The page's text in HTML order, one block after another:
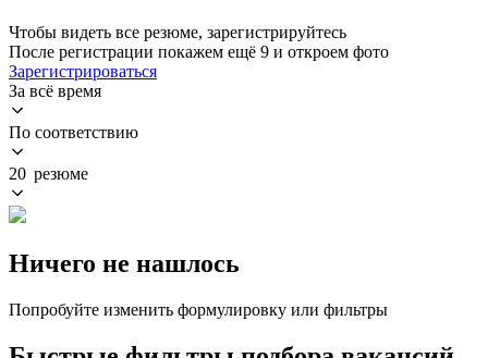
Чтобы видеть все резюме, зарегистрируйтесь
После регистрации покажем ещё 9 и откроем фото
Зарегистрироваться
За всё время
По соответствию
20 резюме
Ничего не нашлось
Попробуйте изменить формулировку или фильтры